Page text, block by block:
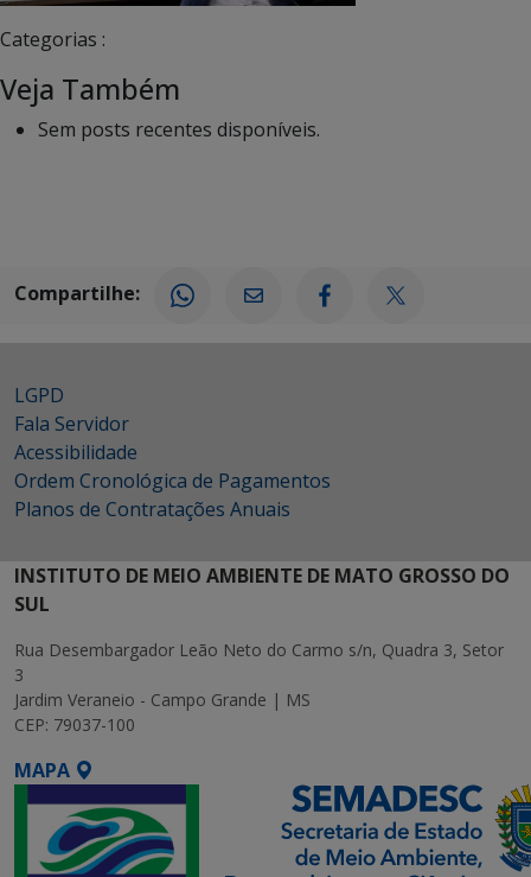
Categorias :
Veja Também
Sem posts recentes disponíveis.
Compartilhe:
LGPD
Fala Servidor
Acessibilidade
Ordem Cronológica de Pagamentos
Planos de Contratações Anuais
INSTITUTO DE MEIO AMBIENTE DE MATO GROSSO DO
SUL
Rua Desembargador Leão Neto do Carmo s/n, Quadra 3, Setor
3
Jardim Veraneio - Campo Grande | MS
CEP: 79037-100
MAPA